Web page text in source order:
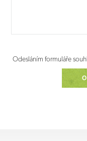
Odesláním formuláře